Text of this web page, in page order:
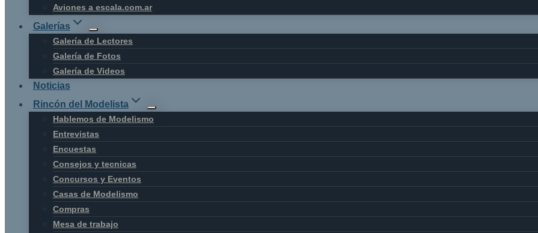
Aviones a escala.com.ar
Galerías
Galería de Lectores
Galería de Fotos
Galería de Videos
Noticias
Rincón del Modelista
Hablemos de Modelismo
Entrevistas
Encuestas
Consejos y tecnicas
Concursos y Eventos
Casas de Modelismo
Compras
Mesa de trabajo